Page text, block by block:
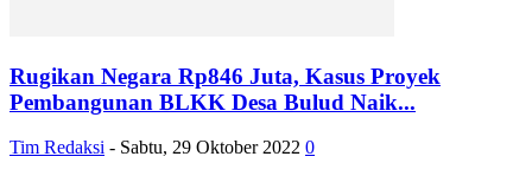
Rugikan Negara Rp846 Juta, Kasus Proyek
Pembangunan BLKK Desa Bulud Naik...
Tim Redaksi - Sabtu, 29 Oktober 2022 0